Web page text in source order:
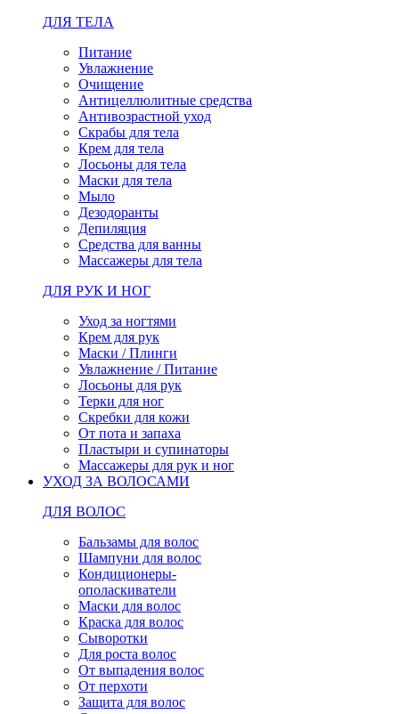
ДЛЯ ТЕЛА
Питание
Увлажнение
Очищение
Антицеллюлитные средства
Антивозрастной уход
Скрабы для тела
Крем для тела
Лосьоны для тела
Маски для тела
Мыло
Дезодоранты
Депиляция
Средства для ванны
Массажеры для тела
ДЛЯ РУК И НОГ
Уход за ногтями
Крем для рук
Маски / Плинги
Увлажнение / Питание
Лосьоны для рук
Терки для ног
Скребки для кожи
От пота и запаха
Пластыри и супинаторы
Массажеры для рук и ног
УХОД ЗА ВОЛОСАМИ
ДЛЯ ВОЛОС
Бальзамы для волос
Шампуни для волос
Кондиционеры-
ополаскиватели
Маски для волос
Краска для волос
Сыворотки
Для роста волос
От выпадения волос
От перхоти
Защита для волос